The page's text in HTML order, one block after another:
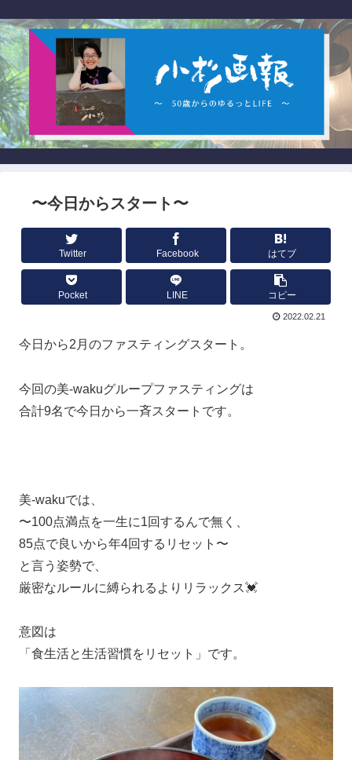
〜今日からスタート〜
Twitter Facebook はてブ
Pocket LINE コピー
2022.02.21
今日から2月のファスティングスタート。
今回の美-wakuグループファスティングは
合計9名で今日から一斉スタートです。
美-wakuでは、
〜100点満点を一生に1回するんで無く、
85点で良いから年4回するリセット〜
と言う姿勢で、
厳密なルールに縛られるよりリラックス💓
意図は
「食生活と生活習慣をリセット」です。